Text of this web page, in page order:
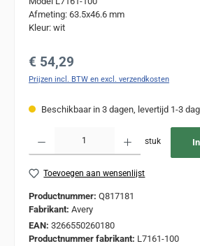
Afmeting: 63.5x46.6 mm
Kleur: wit
Normale prijs:
€ 54,29
Prijzen incl. BTW en excl. verzendkosten
Beschikbaar in 3 dagen, levertijd 1-3
stuk
Toevoegen aan wensenlijst
Productnummer: Q817181
Fabrikant: Avery
EAN: 3266550260180
Productnummer fabrikant: L7161-100